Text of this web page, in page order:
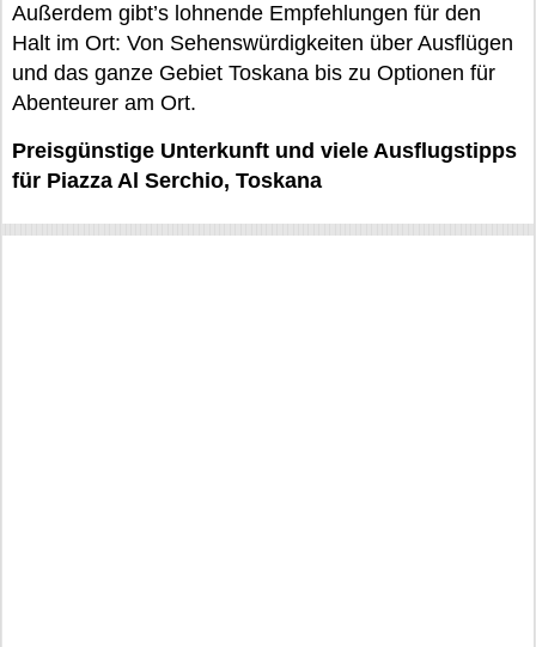
Außerdem gibt’s lohnende Empfehlungen für den
Halt im Ort: Von Sehenswürdigkeiten über Ausflügen
und das ganze Gebiet Toskana bis zu Optionen für
Abenteurer am Ort.
Preisgünstige Unterkunft und viele Ausflugstipps
für Piazza Al Serchio, Toskana